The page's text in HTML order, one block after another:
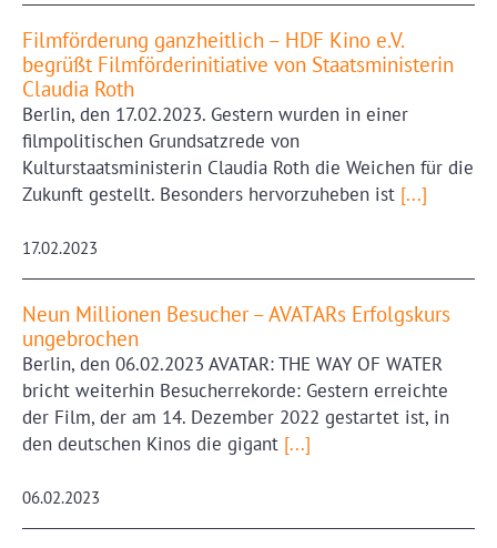
Filmförderung ganzheitlich – HDF Kino e.V.
begrüßt Filmförderinitiative von Staatsministerin
Claudia Roth
Berlin, den 17.02.2023. Gestern wurden in einer
filmpolitischen Grundsatzrede von
Kulturstaatsministerin Claudia Roth die Weichen für die
Zukunft gestellt. Besonders hervorzuheben ist[...]
17.02.2023
Neun Millionen Besucher – AVATARs Erfolgskurs
ungebrochen
Berlin, den 06.02.2023 AVATAR: THE WAY OF WATER
bricht weiterhin Besucherrekorde: Gestern erreichte
der Film, der am 14. Dezember 2022 gestartet ist, in
den deutschen Kinos die gigant[...]
06.02.2023